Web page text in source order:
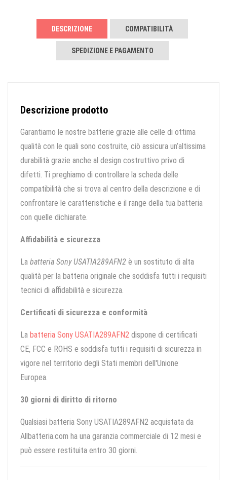
DESCRIZIONE COMPATIBILITÀ
SPEDIZIONE E PAGAMENTO
Descrizione prodotto
Garantiamo le nostre batterie grazie alle celle di ottima
qualità con le quali sono costruite, ciò assicura un’altissima
durabilità grazie anche al design costruttivo privo di
difetti. Ti preghiamo di controllare la scheda delle
compatibilità che si trova al centro della descrizione e di
confrontare le caratteristiche e il range della tua batteria
con quelle dichiarate.
Affidabilità e sicurezza
La batteria Sony USATIA289AFN2 è un sostituto di alta
qualità per la batteria originale che soddisfa tutti i requisiti
tecnici di affidabilità e sicurezza.
Certificati di sicurezza e conformità
La batteria Sony USATIA289AFN2 dispone di certificati
CE, FCC e ROHS e soddisfa tutti i requisiti di sicurezza in
vigore nel territorio degli Stati membri dell'Unione
Europea.
30 giorni di diritto di ritorno
Qualsiasi batteria Sony USATIA289AFN2 acquistata da
Allbatteria.com ha una garanzia commerciale di 12 mesi e
può essere restituita entro 30 giorni.